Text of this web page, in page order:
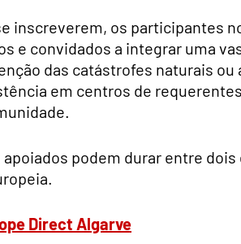
inscreverem, os participantes
e convidados a integrar uma
das catástrofes naturais
em centros de
apoiados podem durar entre
Direct Algarve